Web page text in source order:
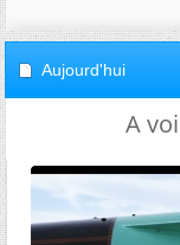
Aujourd'hui
A